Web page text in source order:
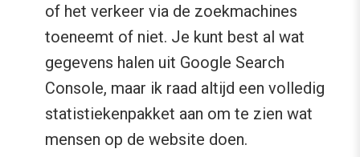
of het verkeer via de zoekmachines
toeneemt of niet. Je kunt best al wat
gegevens halen uit Google Search
Console, maar ik raad altijd een volledig
statistiekenpakket aan om te zien wat
mensen op de website doen.